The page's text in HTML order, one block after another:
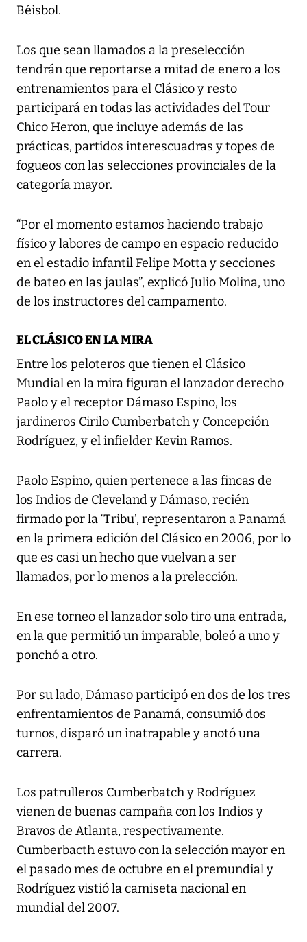
Béisbol.
Los que sean llamados a la preselección
tendrán que reportarse a mitad de enero a los
entrenamientos para el Clásico y resto
participará en todas las actividades del Tour
Chico Heron, que incluye además de las
prácticas, partidos interescuadras y topes de
fogueos con las selecciones provinciales de la
categoría mayor.
“Por el momento estamos haciendo trabajo
físico y labores de campo en espacio reducido
en el estadio infantil Felipe Motta y secciones
de bateo en las jaulas”, explicó Julio Molina, uno
de los instructores del campamento.
EL CLÁSICO EN LA MIRA
Entre los peloteros que tienen el Clásico
Mundial en la mira figuran el lanzador derecho
Paolo y el receptor Dámaso Espino, los
jardineros Cirilo Cumberbatch y Concepción
Rodríguez, y el infielder Kevin Ramos.
Paolo Espino, quien pertenece a las fincas de
los Indios de Cleveland y Dámaso, recién
firmado por la ‘Tribu’, representaron a Panamá
en la primera edición del Clásico en 2006, por lo
que es casi un hecho que vuelvan a ser
llamados, por lo menos a la prelección.
En ese torneo el lanzador solo tiro una entrada,
en la que permitió un imparable, boleó a uno y
ponchó a otro.
Por su lado, Dámaso participó en dos de los tres
enfrentamientos de Panamá, consumió dos
turnos, disparó un inatrapable y anotó una
carrera.
Los patrulleros Cumberbatch y Rodríguez
vienen de buenas campaña con los Indios y
Bravos de Atlanta, respectivamente.
Cumberbacth estuvo con la selección mayor en
el pasado mes de octubre en el premundial y
Rodríguez vistió la camiseta nacional en
mundial del 2007.